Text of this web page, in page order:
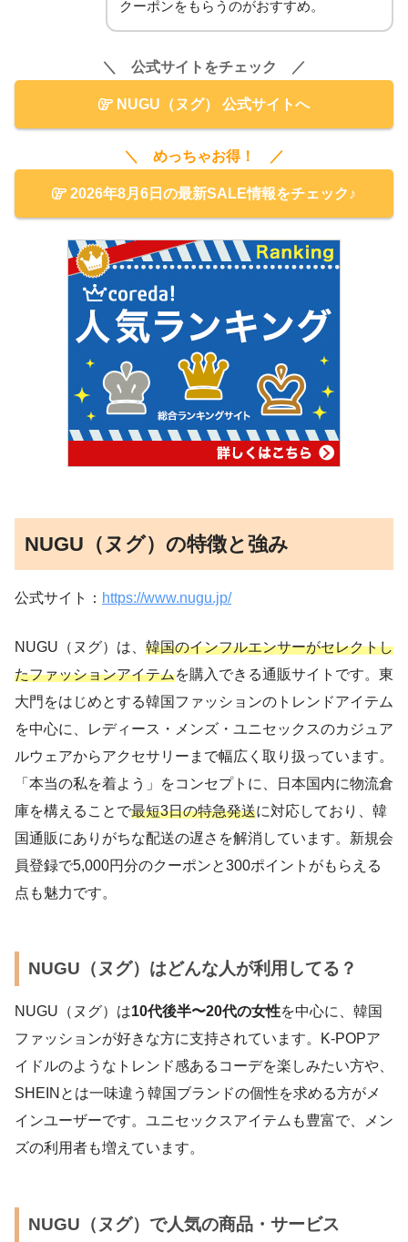
クーポンをもらうのがおすすめ。
＼ 公式サイトをチェック ／
NUGU（ヌグ） 公式サイトへ
＼ めっちゃお得！ ／
2026年8月6日の最新SALE情報をチェック♪
NUGU（ヌグ）の特徴と強み
公式サイト： https://www.nugu.jp/
NUGU（ヌグ）は、 韓国のインフルエンサーがセレクトし
たファッションアイテムを購入できる通販サイトです。東
大門をはじめとする韓国ファッションのトレンドアイテム
を中心に、レディース・メンズ・ユニセックスのカジュア
ルウェアからアクセサリーまで幅広く取り扱っています。
「本当の私を着よう」をコンセプトに、日本国内に物流倉
庫を構えることで最短3日の特急発送に対応しており、韓
国通販にありがちな配送の遅さを解消しています。新規会
員登録で5,000円分のクーポンと300ポイントがもらえる
点も魅力です。
NUGU（ヌグ）はどんな人が利用してる？
NUGU（ヌグ）は10代後半〜20代の女性を中心に、韓国
ファッションが好きな方に支持されています。K-POPア
イドルのようなトレンド感あるコーデを楽しみたい方や、
SHEINとは一味違う韓国ブランドの個性を求める方がメ
インユーザーです。ユニセックスアイテムも豊富で、メン
ズの利用者も増えています。
NUGU（ヌグ）で人気の商品・サービス